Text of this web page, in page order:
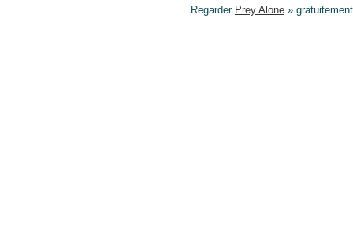
Regarder Prey Alone » gratuitement